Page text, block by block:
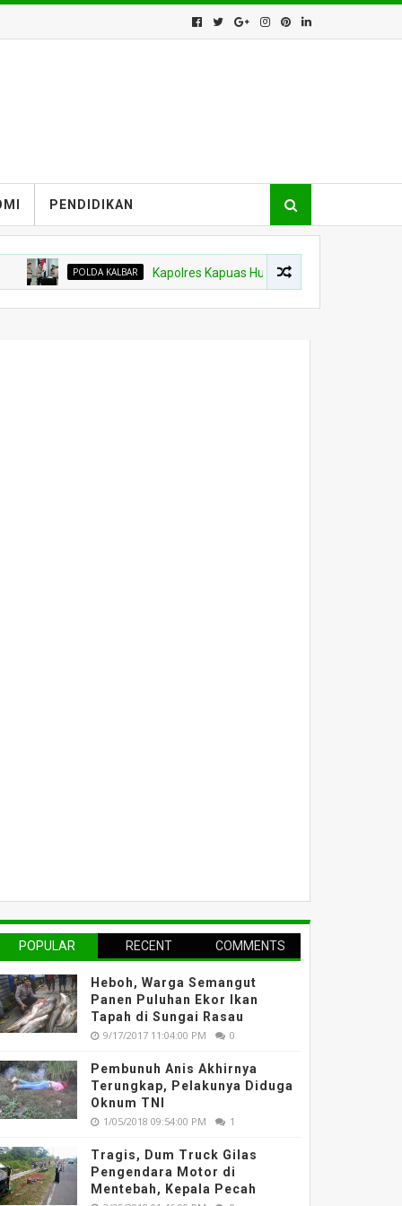
PENDIDIKAN
POLDA KALBAR Kapolres Kapuas Hulu Berganti, Kapolda Pimpin
POPULAR RECENT COMMENTS
Heboh, Warga Semangut
Panen Puluhan Ekor Ikan
Tapah di Sungai Rasau
9/17/2017 11:04:00 PM 0
Pembunuh Anis Akhirnya
Terungkap, Pelakunya Diduga
Oknum TNI
1/05/2018 09:54:00 PM 1
Tragis, Dum Truck Gilas
Pengendara Motor di
Mentebah, Kepala Pecah